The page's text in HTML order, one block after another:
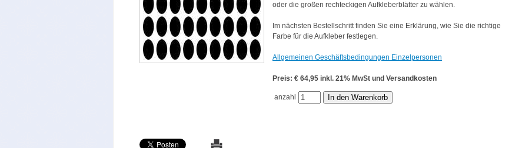
oder die großen rechteckigen Aufkleberblätter zu wählen.
Im nächsten Bestellschritt finden Sie eine Erklärung, wie Sie die richtige
Farbe für die Aufkleber festlegen.
Allgemeinen Geschäftsbedingungen Einzelpersonen
Preis: € 64,95 inkl. 21% MwSt und Versandkosten
anzahl